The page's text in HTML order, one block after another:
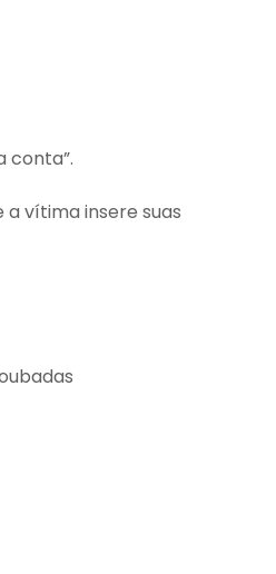
conta”.
a vítima insere suas